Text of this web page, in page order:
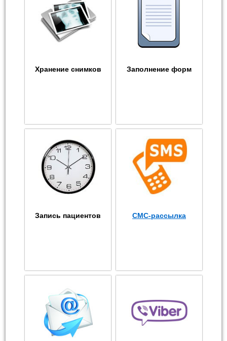
Хранение снимков Заполнение форм
Запись пациентов СМС-рассылка